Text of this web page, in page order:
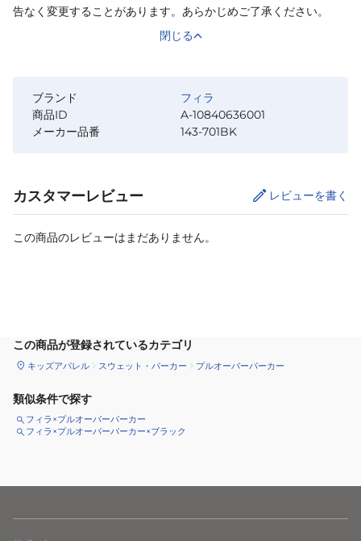
告なく変更することがあります。あらかじめご了承ください。
閉じる
ブランド
フィラ
商品ID
A-10840636001
メーカー品番
143-701BK
カスタマーレビュー レビューを書く
この商品のレビューはまだありません。
この商品が登録されているカテゴリ
キッズアパレル スウェット・パーカー プルオーバーパーカー
類似条件で探す
フィラ×プルオーバーパーカー
フィラ×プルオーバーパーカー×ブラック